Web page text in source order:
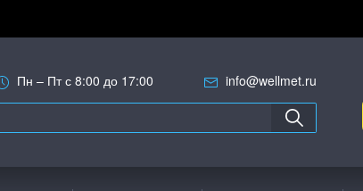
Пн – Пт с 8:00 до 17:00 info@wellmet.ru